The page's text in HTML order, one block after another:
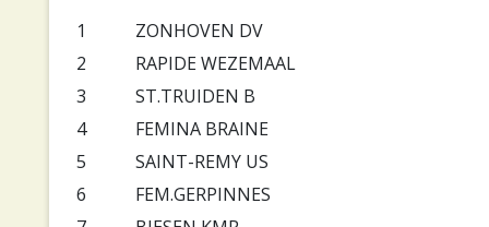
1
ZONHOVEN DV
2
RAPIDE WEZEMAAL
3
ST.TRUIDEN B
4
FEMINA BRAINE
5
SAINT-REMY US
6
FEM.GERPINNES